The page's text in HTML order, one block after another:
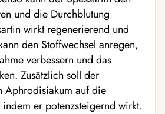
und die Durchblutung
wirkt regenerierend und
den Stoffwechsel anregen,
verbessern und das
Zusätzlich soll der
Aphrodisiakum auf die
er potenzsteigernd wirkt.